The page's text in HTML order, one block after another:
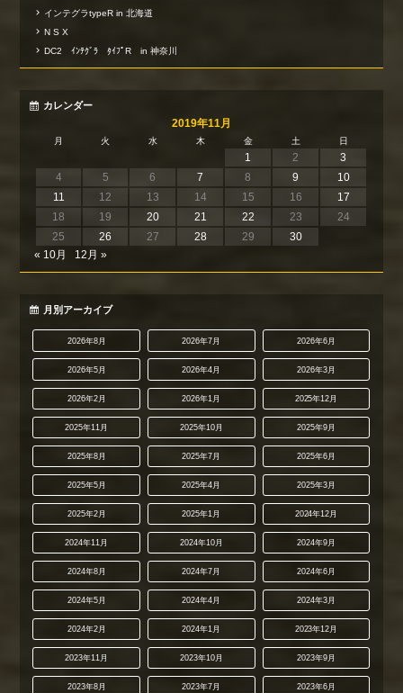
インテグラtypeR in 北海道
N S X
DC2 ｲﾝﾃｸﾞﾗ ﾀｲﾌﾟR in 神奈川
カレンダー
2019年11月
月 火 水 木 金 土 日
1 2
3
4
5 6 7 8 9
10
11
12 13 14 15 16
17
18
19 20 21 22 23
24
25
26 27 28 29
30
« 10月
12月 »
月別アーカイブ
2026年8月 2026年7月 2026年6月
2026年5月 2026年4月 2026年3月
2026年2月 2026年1月 2025年12月
2025年11月 2025年10月 2025年9月
2025年8月 2025年7月 2025年6月
2025年5月 2025年4月 2025年3月
2025年2月 2025年1月 2024年12月
2024年11月 2024年10月 2024年9月
2024年8月 2024年7月 2024年6月
2024年5月 2024年4月 2024年3月
2024年2月 2024年1月 2023年12月
2023年11月 2023年10月 2023年9月
2023年8月 2023年7月 2023年6月